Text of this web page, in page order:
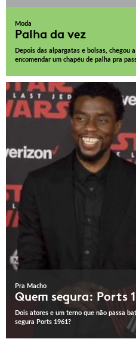
Moda
Palha da vez
Depois das alpargatas e bolsas, chegou
encomendar um chapéu de palha pra
Pra Macho
Quem segura: Ports
Dois atores e um terno que não passa
segura Ports 1961?